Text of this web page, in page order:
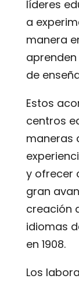
líderes
a
manera
de
Estos
centros
maneras
y ofrecer
gran
creación
idiomas
en 1908.
Los